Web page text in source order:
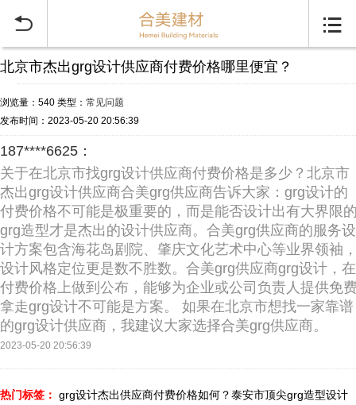
 
北京市杰出grg设计供应商付费价格哪里便宜？
浏览量：540 类型： 常见问题
发布时间：2023-05-20 20:56:39
187****6625：
关于在北京市找grg设计供应商付费价格是多少？北京市
杰出grg设计供应商合美grg供应商告诉大家：grg设计的
付费价格不可能是极重要的，而是能否设计出有大界限
grg造型才是杰出的设计供应商。合美grg供应商的服务设
计方案包含海花岛剧院、肇庆文化艺术中心等业界领袖
设计风格定位更是数不胜数。合美grg供应商grg设计，在
付费价格上做到公布，能够为企业或公司负责人提供免
拿走grg设计不可能是方案。 如果在北京市想找一家靠谱
的grg设计供应商，我建议大家选择合美grg供应商。
2023-05-20 20:56:39
热门标签： grg设计杰出供应商付费价格如何？泰安市顶尖grg造型设计